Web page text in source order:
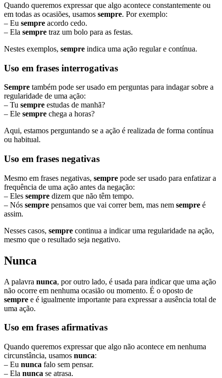
Quando queremos expressar que algo acontece constantemente ou
em todas as ocasiões, usamos sempre. Por exemplo:
– Eu sempre acordo cedo.
– Ela sempre traz um bolo para as festas.
Nestes exemplos, sempre indica uma ação regular e contínua.
Uso em frases interrogativas
Sempre também pode ser usado em perguntas para indagar sobre a
regularidade de uma ação:
– Tu sempre estudas de manhã?
– Ele sempre chega a horas?
Aqui, estamos perguntando se a ação é realizada de forma contínua
ou habitual.
Uso em frases negativas
Mesmo em frases negativas, sempre pode ser usado para enfatizar a
frequência de uma ação antes da negação:
– Eles sempre dizem que não têm tempo.
– Nós sempre pensamos que vai correr bem, mas nem sempre é
assim.
Nesses casos, sempre continua a indicar uma regularidade na ação,
mesmo que o resultado seja negativo.
Nunca
A palavra nunca, por outro lado, é usada para indicar que uma ação
não ocorre em nenhuma ocasião ou momento. É o oposto de
sempre e é igualmente importante para expressar a ausência total de
uma ação.
Uso em frases afirmativas
Quando queremos expressar que algo não acontece em nenhuma
circunstância, usamos nunca:
– Eu nunca falo sem pensar.
– Ela nunca se atrasa.